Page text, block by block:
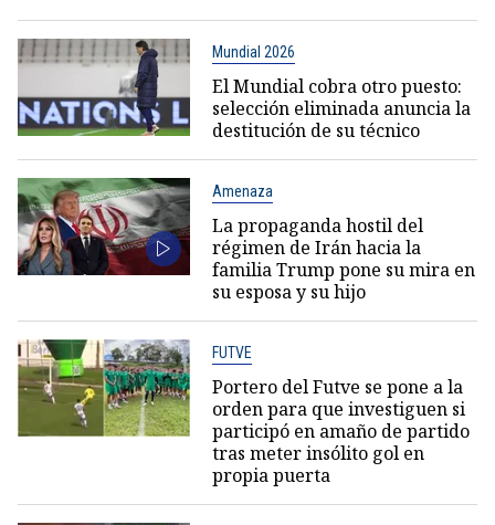
Mundial 2026
El Mundial cobra otro puesto:
selección eliminada anuncia la
destitución de su técnico
Amenaza
La propaganda hostil del
régimen de Irán hacia la
familia Trump pone su mira en
su esposa y su hijo
FUTVE
Portero del Futve se pone a la
orden para que investiguen si
participó en amaño de partido
tras meter insólito gol en
propia puerta